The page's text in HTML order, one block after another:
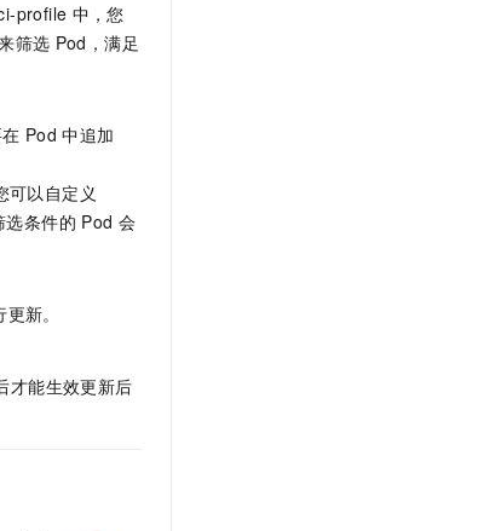
profile 中，您
筛选 Pod，满足
Pod 中追加
可以自定义
选条件的 Pod 会
新。
才能生效更新后
企业级人与Agent协作平台，接入和调度多个数字员工
搞定创意建站